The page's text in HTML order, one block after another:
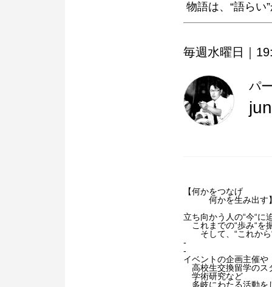
物語は、“語ら
毎週水曜日｜
パ
【何かをつなげ
何かを生み出す
立ち向かう人の“今“に
これまでの“歩み“
そして、“これから
-
-
イベントの企画主催や
高校生交換留学のス
学術研究など
多岐にわたる活動を